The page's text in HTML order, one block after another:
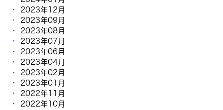
2023年12月
2023年09月
2023年08月
2023年07月
2023年06月
2023年04月
2023年02月
2023年01月
2022年11月
2022年10月